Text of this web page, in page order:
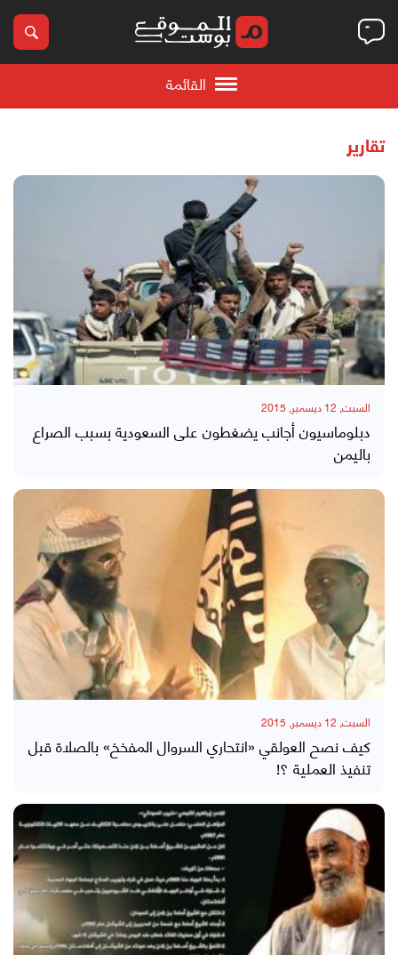
القائمة
تقارير
السبت, 12 ديسمبر, 2015
دبلوماسيون أجانب يضغطون على السعودية بسبب الصراع
باليمن
السبت, 12 ديسمبر, 2015
كيف نصح العولقي «انتحاري السروال المفخخ» بالصلاة قبل
تنفيذ العملية ؟!